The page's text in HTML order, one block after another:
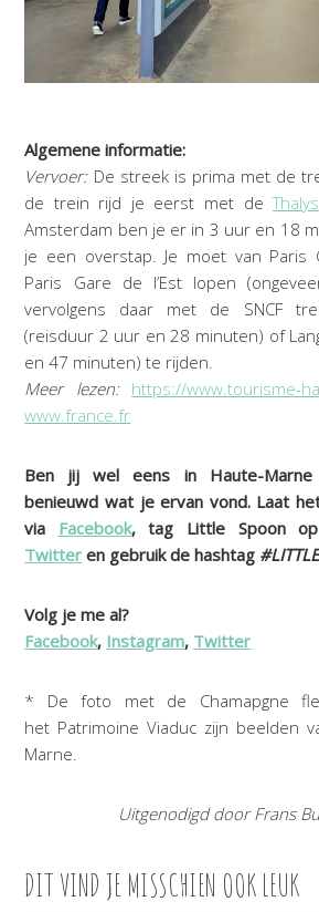
Algemene informatie:
Vervoer:De streek is prima met de
de trein rijd je eerst met deThalys
Amsterdam ben je er in 3 uur en 18
je een overstap. Je moet van Paris
Paris Gare de l’Est lopen
vervolgens daar met de SNCF
(reisduur 2 uur en 28 minuten) of
en 47 minuten) te rijden.
Meer lezen:
https://www.tourisme-
www.france.fr
Ben jij wel eens in Haute-
benieuwd wat je ervan vond. Laat
via Facebook, tag Little Spoon op
Twitter en gebruik de hashtag
Volg je me al?
Facebook, Instagram, Twitter
* De foto met de Chamapgne
het Patrimoine Viaduc zijn beelden
Marne.
Uitgenodigd door Frans
DIT VIND JE MISSCHIEN OOK LEUK